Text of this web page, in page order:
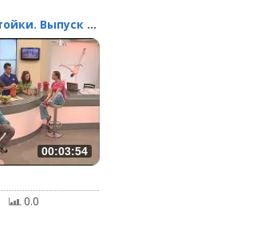
Барные стойки. Выпуск 139
00:03:54
0.0